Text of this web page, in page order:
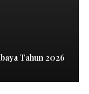
Tahun 2026